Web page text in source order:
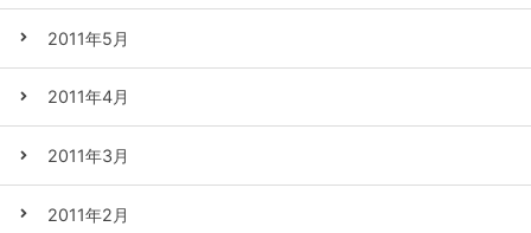
2011年5月
2011年4月
2011年3月
2011年2月